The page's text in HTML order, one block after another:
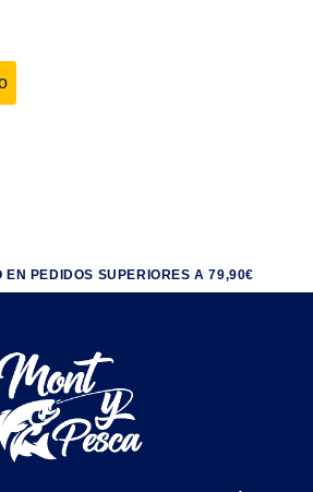
EN PEDIDOS SUPERIORES A 79,90€